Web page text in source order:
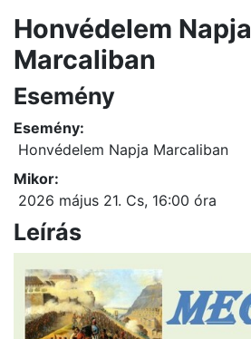
Honvédelem Napja
Marcaliban
Esemény
Esemény:
Honvédelem Napja Marcaliban
Mikor:
2026 május 21. Cs, 16:00 óra
Leírás